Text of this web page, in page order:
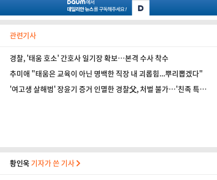
관련기사
경찰, '태움 호소' 간호사 일기장 확보…본격 수사 착수
추미애 "태움은 교육이 아닌 명백한 직장 내 괴롭힘...뿌리뽑겠다"
'여고생 살해범' 장윤기 증거 인멸한 경찰父, 처벌 불가…'친족 특
황인욱 기자가 쓴 기사